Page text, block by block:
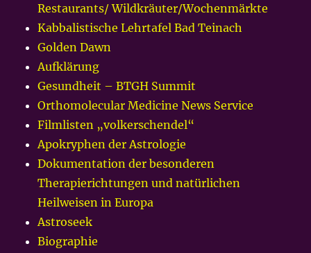
Restaurants/ Wildkräuter/Wochenmärkte
Kabbalistische Lehrtafel Bad Teinach
Golden Dawn
Aufklärung
Gesundheit – BTGH Summit
Orthomolecular Medicine News Service
Filmlisten „volkerschendel“
Apokryphen der Astrologie
Dokumentation der besonderen
Therapierichtungen und natürlichen
Heilweisen in Europa
Astroseek
Biographie